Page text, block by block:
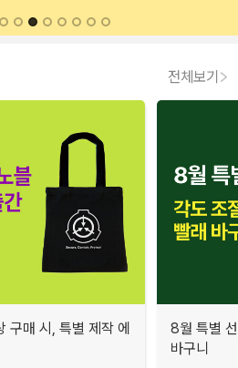
전체보기
구매 시, 특별 제작 에
8월 특별
바구니